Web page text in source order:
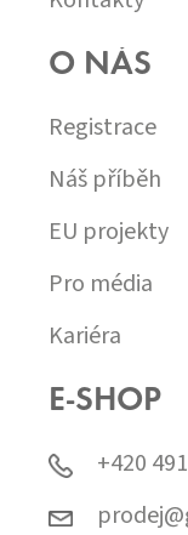
O NÁS
Registrace
Náš příběh
EU projekty
Pro média
Kariéra
E-SHOP
+420